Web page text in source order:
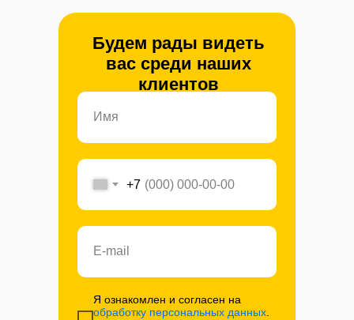
Будем рады видеть
вас среди наших
клиентов
+7
Я ознакомлен и согласен на
обработку персональных данных